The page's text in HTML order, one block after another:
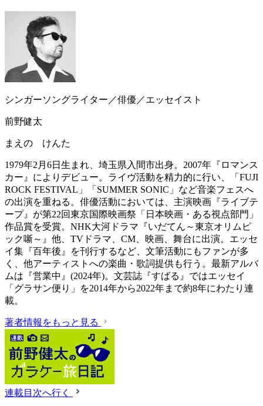
シンガーソングライター／俳優／エッセイスト
前野健太
まえの けんた
1979年2月6日生まれ、埼玉県入間市出身。2007年『ロマンス
カー』によりデビュー。ライヴ活動を精力的に行い、「FUJI
ROCK FESTIVAL」「SUMMER SONIC」など音楽フェスへ
の出演を重ねる。俳優活動においては、主演映画『ライブテ
ープ』が第22回東京国際映画祭「日本映画・ある視点部門」
作品賞を受賞。NHK大河ドラマ『いだてん～東京オリムピ
ック噺～』他、TVドラマ、CM、映画、舞台に出演。エッセ
イ集『百年後』を刊行するなど、文筆活動にもファンが多
く、他アーティストへの楽曲・歌詞提供も行う。最新アルバ
ムは『営業中』(2024年)。文芸誌『すばる』ではエッセイ
「グラサン便り」を2014年から2022年まで約8年にわたり連
載。
著者情報をもっと見る
連載目次へ行く